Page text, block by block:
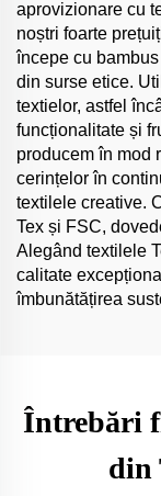
aprovizionare cu
noștri foarte
începe cu
din surse etice.
textielor, astfel
funcționalitate și
producem în mod
cerințelor în
textilele creative.
Tex și FSC,
Alegând textilele
calitate
îmbunătățirea
Întrebări
din